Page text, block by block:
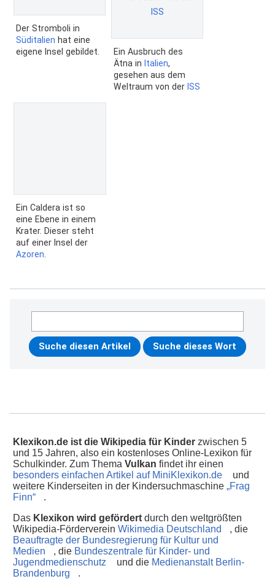
Der Stromboli in
Süditalien hat eine
eigene Insel gebildet.
Ein Ausbruch des
Ätna in Italien,
gesehen aus dem
Weltraum von der ISS
Ein Caldera ist so
eine Ebene in einem
Krater. Dieser steht
auf einer Insel der
Azoren
Klexikon.de ist die Wikipedia für Kinder zwischen 5
und 15 Jahren, also ein kostenloses Online-Lexikon für
Schulkinder. Zum Thema Vulkan findet ihr einen
besonders einfachen Artikel auf MiniKlexikon.de
und
weitere Kinderseiten in der Kindersuchmaschine „Frag
Finn“
.
Das Klexikon wird gefördert durch den weltgrößten
Wikipedia-Förderverein Wikimedia Deutschland
, die
Beauftragte der Bundesregierung für Kultur und
Medien
, die Bundeszentrale für Kinder- und
Jugendmedienschutz
und die Medienanstalt Berlin-
Brandenburg
.